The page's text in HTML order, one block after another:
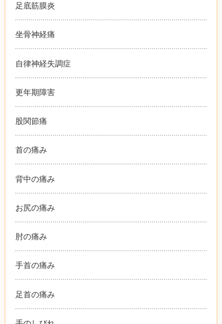
足底筋膜炎
坐骨神経痛
自律神経失調症
更年期障害
股関節痛
首の痛み
背中の痛み
お尻の痛み
肘の痛み
手首の痛み
足首の痛み